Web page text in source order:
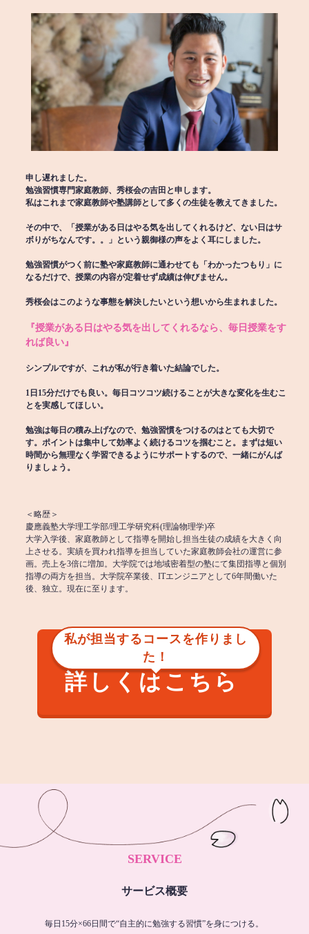
申し遅れました。
勉強習慣専門家庭教師、秀桜会の吉田と申します。
私はこれまで家庭教師や塾講師として多くの生徒を教えてきました。
その中で、「授業がある日はやる気を出してくれるけど、ない日はサ
ボりがちなんです。。」という親御様の声をよく耳にしました。
勉強習慣がつく前に塾や家庭教師に通わせても「わかったつもり」に
なるだけで、授業の内容が定着せず成績は伸びません。
秀桜会はこのような事態を解決したいという想いから生まれました。
『授業がある日はやる気を出してくれるなら、毎日授業をす
れば良い』
シンプルですが、これが私が行き着いた結論でした。
1日15分だけでも良い。毎日コツコツ続けることが大きな変化を生むこ
とを実感してほしい。
勉強は毎日の積み上げなので、勉強習慣をつけるのはとても大切で
す。ポイントは集中して効率よく続けるコツを掴むこと。まずは短い
時間から無理なく学習できるようにサポートするので、一緒にがんば
りましょう。
＜略歴＞
慶應義塾大学理工学部/理工学研究科(理論物理学)卒
大学入学後、家庭教師として指導を開始し担当生徒の成績を大きく向
上させる。実績を買われ指導を担当していた家庭教師会社の運営に参
画。売上を3倍に増加。大学院では地域密着型の塾にて集団指導と個別
指導の両方を担当。大学院卒業後、ITエンジニアとして6年間働いた
後、独立。現在に至ります。
私が担当するコースを作りまし
た！
詳しくはこちら
SERVICE
サービス概要
毎日15分×66日間で“自主的に勉強する習慣”を身につける。